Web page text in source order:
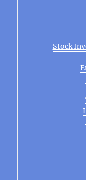
Stock